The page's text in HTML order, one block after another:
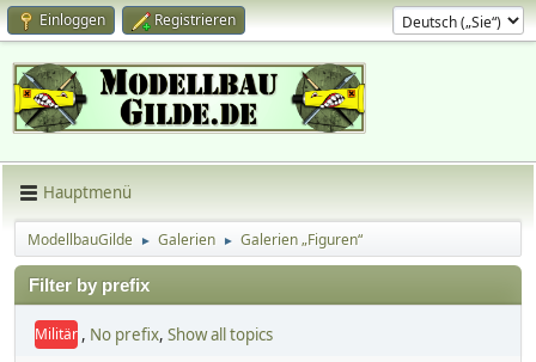
Einloggen Registrieren
Hauptmenü
ModellbauGilde ► Galerien ► Galerien „Figuren“
Filter by prefix
Militär , No prefix, Show all topics